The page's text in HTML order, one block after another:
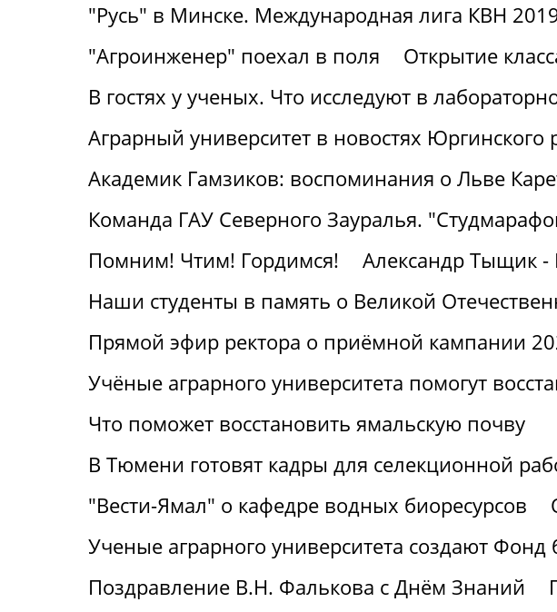
"Русь" в Минске. Международная лига КВН
"Агроинженер" поехал в поля
Открытие
В гостях у ученых. Что исследуют в
Аграрный университет в новостях Юргинского
Академик Гамзиков: воспоминания о Льве
Команда ГАУ Северного Зауралья.
Помним! Чтим! Гордимся!
Александр Тыщик -
Наши студенты в память о Великой
Прямой эфир ректора о приёмной кампании
Учёные аграрного университета помогут
Что поможет восстановить ямальскую почву
В Тюмени готовят кадры для селекционной
"Вести-Ямал" о кафедре водных биоресурсов
Ученые аграрного университета создают Фонд
Поздравление В.Н. Фалькова с Днём Знаний